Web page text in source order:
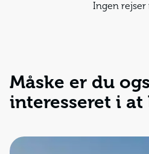
Ingen rejser
Måske er du
interesseret i